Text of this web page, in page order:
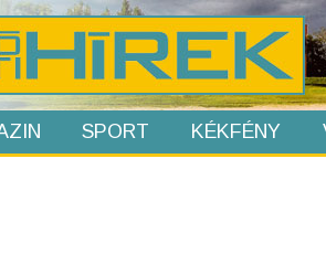
SPORT KÉKFÉNY